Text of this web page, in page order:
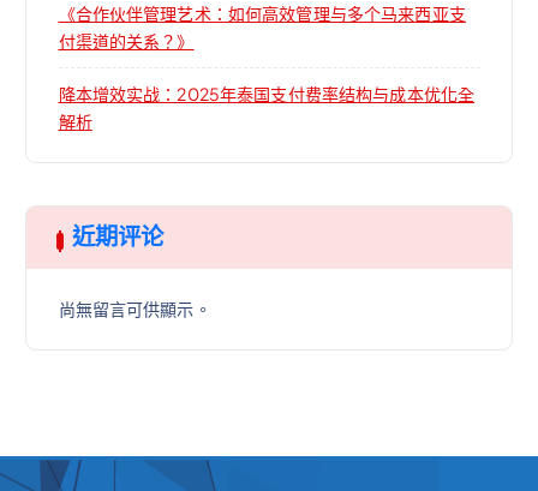
《合作伙伴管理艺术：如何高效管理与多个马来西亚支
付渠道的关系？》
降本增效实战：2025年泰国支付费率结构与成本优化全
解析
近期评论
尚無留言可供顯示。